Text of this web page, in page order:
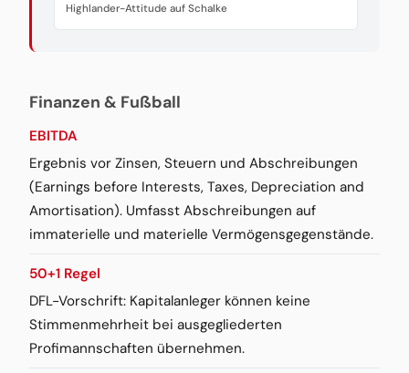
Highlander-Attitude auf Schalke
Finanzen & Fußball
EBITDA
Ergebnis vor Zinsen, Steuern und Abschreibungen
(Earnings before Interests, Taxes, Depreciation and
Amortisation). Umfasst Abschreibungen auf
immaterielle und materielle Vermögensgegenstände.
50+1 Regel
DFL-Vorschrift: Kapitalanleger können keine
Stimmenmehrheit bei ausgegliederten
Profimannschaften übernehmen.